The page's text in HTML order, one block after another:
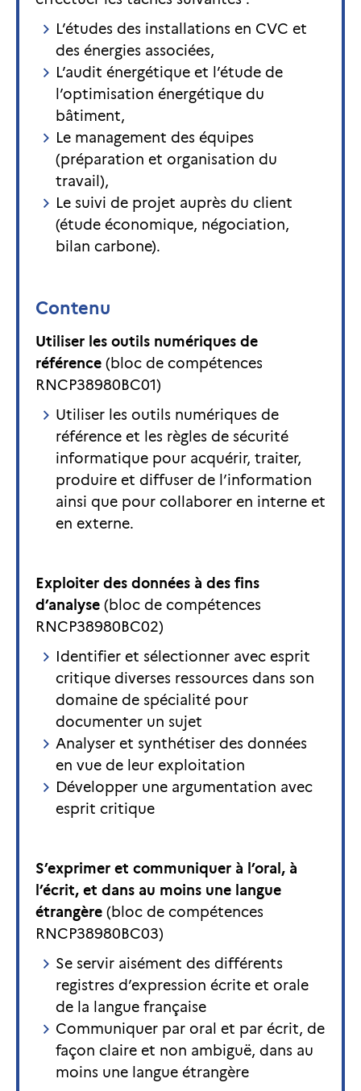
L’études des installations en CVC et
des énergies associées,
L’audit énergétique et l’étude de
l’optimisation énergétique du
bâtiment,
Le management des équipes
(préparation et organisation du
travail),
Le suivi de projet auprès du client
(étude économique, négociation,
bilan carbone).
Contenu
Utiliser les outils numériques de
référence (bloc de compétences
RNCP38980BC01)
Utiliser les outils numériques de
référence et les règles de sécurité
informatique pour acquérir, traiter,
produire et diffuser de l’information
ainsi que pour collaborer en interne et
en externe.
Exploiter des données à des fins
d’analyse (bloc de compétences
RNCP38980BC02)
Identifier et sélectionner avec esprit
critique diverses ressources dans son
domaine de spécialité pour
documenter un sujet
Analyser et synthétiser des données
en vue de leur exploitation
Développer une argumentation avec
esprit critique
S’exprimer et communiquer à l’oral, à
l’écrit, et dans au moins une langue
étrangère (bloc de compétences
RNCP38980BC03)
Se servir aisément des différents
registres d’expression écrite et orale
de la langue française
Communiquer par oral et par écrit, de
façon claire et non ambiguë, dans au
moins une langue étrangère